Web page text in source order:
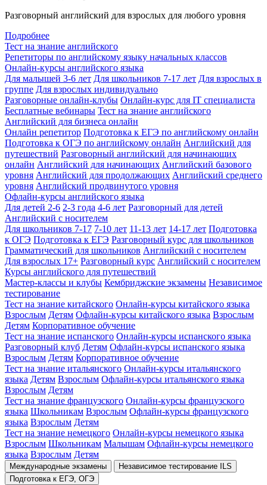
Разговорный английский для взрослых для любого уровня
Подробнее
Тест на знание английского
Репетиторы по английскому языку начальных классов
Онлайн-курсы английского языка
Для малышей 3-6 лет Для школьников 7-17 лет Для взрослых в
группе Для взрослых индивидуально
Разговорные онлайн-клубы Онлайн-курс для IT специалиста
Бесплатные вебинары Тест на знание английского
Английский для бизнеса онлайн
Онлайн репетитор Подготовка к ЕГЭ по английскому онлайн
Подготовка к ОГЭ по английскому онлайн Английский для
путешествий Разговорный английский для начинающих
онлайн Английский для начинающих Английский базового
уровня Английский для продолжающих Английский среднего
уровня Английский продвинутого уровня
Офлайн-курсы английского языка
Для детей 2-6 2-3 года 4-6 лет Разговорный для детей
Английский с носителем
Для школьников 7-17 7-10 лет 11-13 лет 14-17 лет Подготовка
к ОГЭ Подготовка к ЕГЭ Разговорный курс для школьников
Грамматический для школьников Английский с носителем
Для взрослых 17+ Разговорный курс Английский с носителем
Курсы английского для путешествий
Мастер-классы и клубы Кембриджские экзамены Независимое
тестирование
Тест на знание китайского Онлайн-курсы китайского языка
Взрослым Детям Офлайн-курсы китайского языка Взрослым
Детям Корпоративное обучение
Тест на знание испанского Онлайн-курсы испанского языка
Разговорный клуб Детям Офлайн-курсы испанского языка
Взрослым Детям Корпоративное обучение
Тест на знание итальянского Онлайн-курсы итальянского
языка Детям Взрослым Офлайн-курсы итальянского языка
Взрослым Детям
Тест на знание французского Онлайн-курсы французского
языка Школьникам Взрослым Офлайн-курсы французского
языка Взрослым Детям
Тест на знание немецкого Онлайн-курсы немецкого языка
Взрослым Школьникам Малышам Офлайн-курсы немецкого
языка Взрослым Детям
Международные экзамены
Независимое тестирование ILS
Подготовка к ЕГЭ, ОГЭ